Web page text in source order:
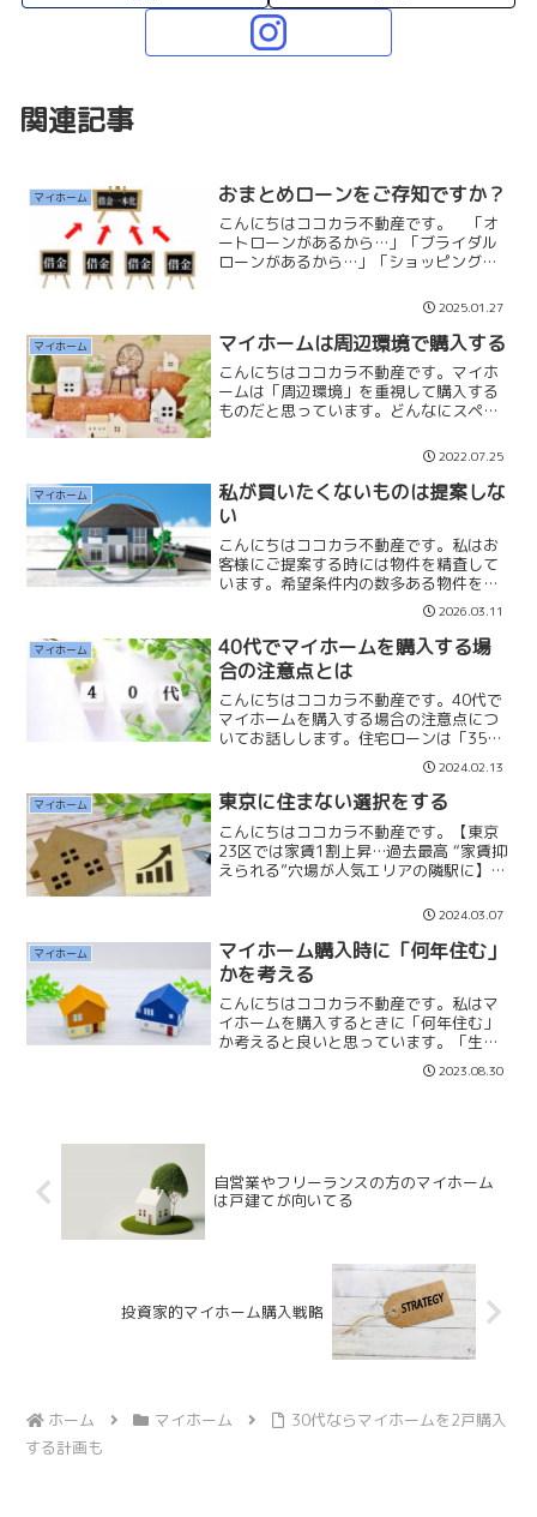
関連記事
マイホーム おまとめローンをご存知ですか？
こんにちはココカラ不動産です。 「オ
ートローンがあるから…」「ブライダル
ローンがあるから…」「ショッピングロ
ら…」 現在、何かの借入があることで
マイホームを諦めたり、先延ばしにして
いませんか？実は諦めなくて...
2025.01.27
マイホーム マイホームは周辺環境で購入する
こんにちはココカラ不動産です。マイホ
ームは「周辺環境」を重視して購入する
ものだと思っています。どんなにスペッ
も、自分のライフスタイルに合わせた周
辺環境でないと楽しくありませんし、生
活に困ってしまいます。希望...
2022.07.25
マイホーム
私が買いたくないものは提案しな
い
こんにちはココカラ不動産です。私はお
客様にご提案する時には物件を精査して
います。希望条件内の数多ある物件を一
つ一つ「住み心地」「資産性」「将来の
出口」などをチェックしています。そし
て私がお客様の立場になって考えて「買
いたい」「住みたい」と思...
2026.03.11
マイホーム
40代でマイホームを購入する場
合の注意点とは
こんにちはココカラ不動産です。40代で
マイホームを購入する場合の注意点につ
いてお話しします。住宅ローンは「35年
返済」で借入することができますが、40
代で購入すると「定年退職後」も住宅ロ
ーンが残ってしまいます。45歳でマイホ
ームを購入した場...
2024.02.13
マイホーム 東京に住まない選択をする
こんにちはココカラ不動産です。【東京
23区では家賃1割上昇…過去最高 “家賃抑
えられる”穴場が人気エリアの隣駅に】不
も上がっていきます。私は無理をして東
京に住まなくて良いのではないかと考え
ています。ただ隣...
2024.03.07
マイホーム
マイホーム購入時に「何年住む」
かを考える
こんにちはココカラ不動産です。私はマ
イホームを購入するときに「何年住む」
か考えると良いと思っています。「生涯
住む」「30年住む」「20年住む」「10年
住む」マイホームは全ての人が生涯に一
2023.08.30
自営業やフリーランスの方のマイホーム
は戸建てが向いてる
投資家的マイホーム購入戦略
ホーム マイホーム
30代ならマイホームを2戸購入
する計画も